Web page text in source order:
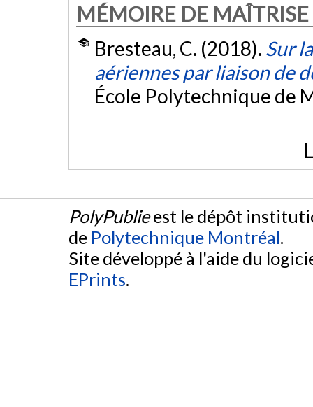
MÉMOIRE DE MAÎTRISE
Bresteau, C. (2018). Sur
aériennes par liaison de
École Polytechnique de
PolyPublieest le dépôt
de Polytechnique Montréal.
Site développé à l'aide du
EPrints.